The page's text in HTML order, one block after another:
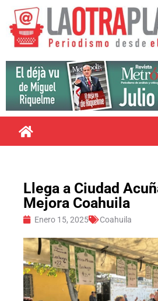
Llega a Ciudad
Mejora Coahuila
Enero 15, 2025 Coahuila